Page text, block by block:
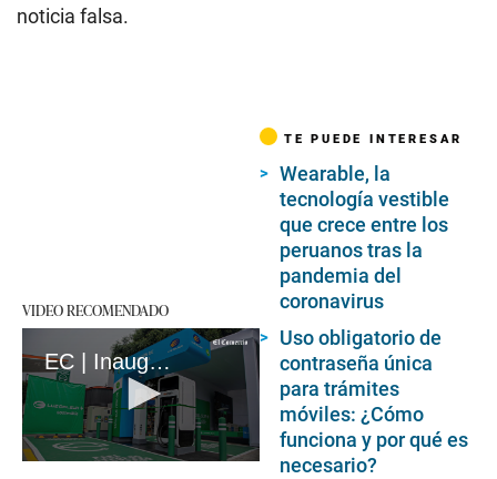
noticia falsa.
VIDEO RECOMENDADO
EC | Inauguran estación de carga rápida para autos eléctricos
TE PUEDE INTERESAR
Wearable, la
tecnología vestible
que crece entre los
peruanos tras la
pandemia del
coronavirus
Uso obligatorio de
contraseña única
para trámites
móviles: ¿Cómo
funciona y por qué es
necesario?